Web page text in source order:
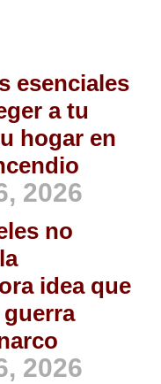
esenciales
a tu
hogar en
2026
no
idea que
2026